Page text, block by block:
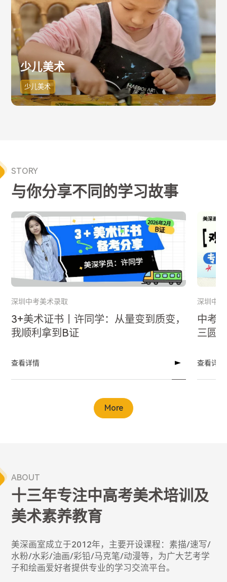
少儿美术
少儿美术
STORY
与你分享不同的学习故事
深圳中考美术录取
3+美术证书丨许同学：从量变到质变，
我顺利拿到B证
查看详情
深圳中
中考
三圆
查看详情
More
ABOUT
十三年专注中高考美术培训及
美术素养教育
美深画室成立于2012年，主要开设课程：素描/速写/
水粉/水彩/油画/彩铅/马克笔/动漫等，为广大艺考学
子和绘画爱好者提供专业的学习交流平台。